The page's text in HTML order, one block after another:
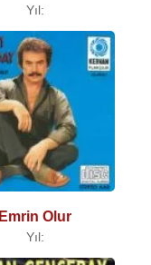
Yıl:
Emrin Olur
Yıl: